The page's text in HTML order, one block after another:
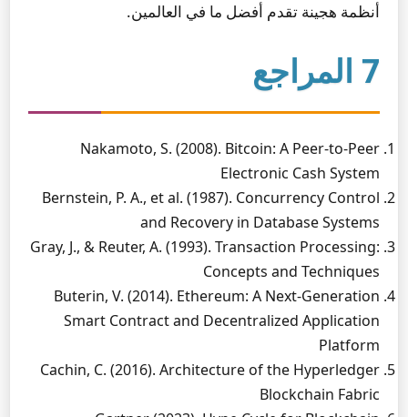
أنظمة هجينة تقدم أفضل ما في العالمين.
7 المراجع
Nakamoto, S. (2008). Bitcoin: A Peer-to-Peer
Electronic Cash System
Bernstein, P. A., et al. (1987). Concurrency Control
and Recovery in Database Systems
Gray, J., & Reuter, A. (1993). Transaction Processing:
Concepts and Techniques
Buterin, V. (2014). Ethereum: A Next-Generation
Smart Contract and Decentralized Application
Platform
Cachin, C. (2016). Architecture of the Hyperledger
Blockchain Fabric